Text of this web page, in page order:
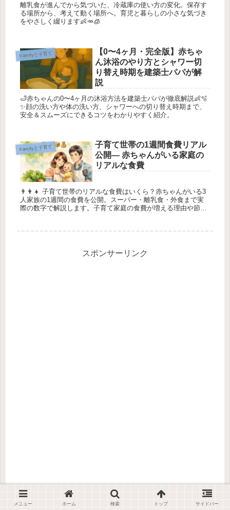
離乳食が進んでから気づいた、冷蔵庫の使い方の変化。保存す
る場所から、考えて動く場所へ。育児と暮らしの小さな気づき
をやさしく綴ります👶🥕🧊
Familyと子育て
【0〜4ヶ月・完全版】赤ちゃ
ん沐浴のやり方とシャワー切
り替え時期を建築士パパが解
説
🛁赤ちゃんの0〜4ヶ月の沐浴方法を建築士パパが徹底解説👶🫧
✨顔の洗い方や体の洗い方、シャワーへの切り替え時期まで、
安全＆スムーズにできるコツをわかりやすく紹介。
Familyと子育て
子育て世帯の1週間食費リアル
公開― 赤ちゃんがいる家庭の
リアルな食費
👨‍👩‍👧 子育て世帯のリアルな食費はいくら？赤ちゃんがいる3
人家族の1週間の食費を公開。スーパー・離乳食・外食まで実
際の数字で解説します。子育て家庭の食費が増える理由や節約
スポンサーリンク
メニュー ホーム 検索 トップ サイドバー